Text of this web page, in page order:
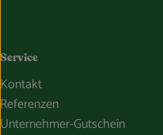
Service
Kontakt
Referenzen
Unternehmer-Gutschein